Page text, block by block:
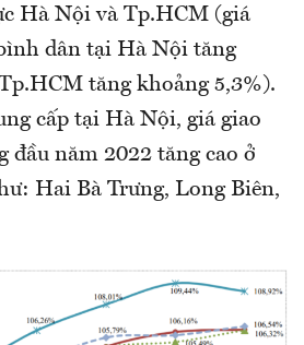
Hà Nội và Tp.HCM (giá
dân tại Hà Nội tăng
tăng khoảng 5,3%).
cấp tại Hà Nội, giá giao
đầu năm 2022 tăng cao ở
Hai Bà Trưng, Long Biên,